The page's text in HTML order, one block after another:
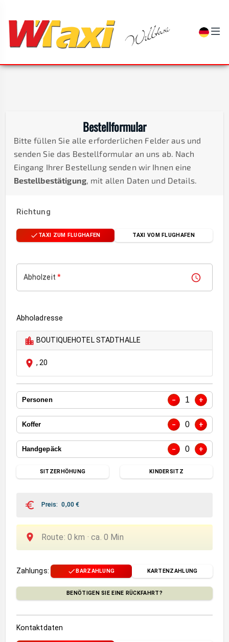
Bestellformular
Bitte füllen Sie alle erforderlichen Felder aus und
senden Sie das Bestellformular an uns ab. Nach
Eingang Ihrer Bestellung senden wir Ihnen eine
Bestellbestätigung, mit allen Daten und Details.
Richtung
TAXI ZUM FLUGHAFEN TAXI VOM FLUGHAFEN
Abholzeit *
Abholadresse
BOUTIQUEHOTEL STADTHALLE
, 20
Personen − 1 +
Koffer − 0 +
Handgepäck − 0 +
SITZERHÖHUNG KINDERSITZ
Preis: 0,00€
Route: 0 km ·ca. 0 Min
Zahlungs: BARZAHLUNG KARTENZAHLUNG
BENÖTIGEN SIE EINE RÜCKFAHRT?
Kontaktdaten